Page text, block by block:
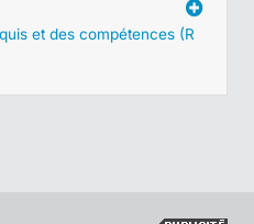
et des compétences (R